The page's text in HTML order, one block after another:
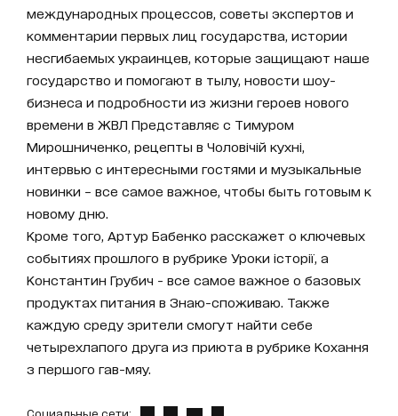
международных процессов, советы экспертов и
комментарии первых лиц государства, истории
несгибаемых украинцев, которые защищают наше
государство и помогают в тылу, новости шоу-
бизнеса и подробности из жизни героев нового
времени в ЖВЛ Представляє с Тимуром
Мирошниченко, рецепты в Чоловічій кухні,
интервью с интересными гостями и музыкальные
новинки – все самое важное, чтобы быть готовым к
новому дню.
Кроме того, Артур Бабенко расскажет о ключевых
событиях прошлого в рубрике Уроки історії, а
Константин Грубич - все самое важное о базовых
продуктах питания в Знаю-споживаю. Также
каждую среду зрители смогут найти себе
четырехлапого друга из приюта в рубрике Кохання
з першого гав-мяу.
Социальные сети: